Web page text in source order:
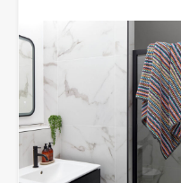
vare
flere
varianter.
Mulighederne
kan
vælges